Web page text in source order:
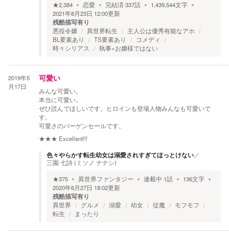
★2,384 恋愛 完結済337話 1,439,544文字
2021年8月23日 12:00更新
残酷描写有り
悪役令嬢 異世界転生
主人公は優秀有能なアホ
BL要素あり
TS要素あり
コメディ
時々シリアス
執事×お嬢様ではない
2019年5
月17日
可愛い
みんな可愛い。
本当に可愛い。
ぜひ読んでほしいです。ヒロインも登場人物みんなも可愛いで
す。
可愛さのバーゲンセールです。
★★★ Excellent!!!
色々やらかす転生幼女は溺愛されすぎてほっとけない／
三園 七詩 (ミソノ ナナシ)
★375 異世界ファンタジー 連載中 1話 136文字
2020年6月27日 18:02更新
残酷描写有り
異世界 グルメ 溺愛 幼女 従魔
モフモフ
転生
まったり